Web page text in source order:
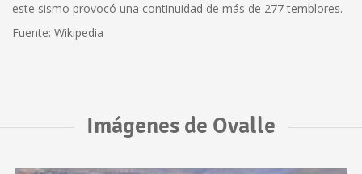
este sismo provocó una continuidad de más de 277 temblores.
Fuente: Wikipedia
Imágenes de Ovalle